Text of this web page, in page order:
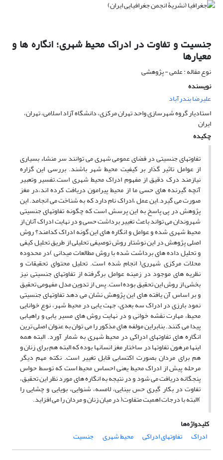
جنسیت و تفاوت در ادراک محیط شهری؛ انگاره ها و
معیارها
نوع مقاله : علمی - پژوهشی
نویسنده
علیرضا بندرآباد
استادیار گروه شهرسازی واحد تهران مرکزی، دانشگاه آزاد اسلامی، تهران،
ایران
چکیده
تفاوتهای جنسیتی در فضای عمومی شهری می توانند سر منشاء بسیاری
از عوامل تاثیر گذار بر کیفیت محیط شهر باشند. بررسی این گزاره
نیازمند درک دقیق از مفهوم ادراک محیط شهری است.تفسیر وتعبیر
آنچه گیرنده های حسی ما از محیط پیرامون دریافت کرده اند،در مغز
صورت می گیرد.این عمل ،ادراک نام دارد که به شناخت می انجامد. این
پژوهش در پی پاسخ به این پرسش است که چگونه تفاوتهای جنسیتی
شهروندان می تواند باعث تغییر برداشت حسی و در نهایت ادراک آنان از
محیط شهری شده و عوامل و انگاره های این گونه ادراک کدامند؟ روش
اصلی پژوهش در این نوشتار روش توصیفی تحلیلی از طریق تحلیل کیفی
و تحلیل داده های برداشت شده با روش مطالعات میدانی )در محدوده
محلات مرکزی شهرری( انجام شده است. تحلیل محتوای تحقیقات و
نظریه های موجود در زمینه عوامل برگرفته از تفاوتهای جنسیتی نیز
بخشی از روش این تحقیق بوده است. پس از تدوین مدل مفهومی تحقیق
و بر اساس آن یافته های این پژوهش نشان می دهد تفاوتهای جنسیتی
نمود بارزی در ادراک سه بعدی، جهت یابی در محیط شهر، نوع خوانایی
محیط، مهارت نقشه خوانی و در نهایت روش های مسیر یابی و راهیابی
پیدا می کنند. بنابراین مولفه های مذکور را می توان به عنوان اصلی ترین
انگاره های تفاوتهای ادراکی در محیط شهری به شمار آورد. البته همه
اینها مرهون تفاوتها در ساختار مغز انسانها بوده که البته هم برای زنان و
هم برای مردان بصورت اکتسابی قابل تغییر است. نکته مهم دیگر
مرحله پیش از ادراک محیط یعنی احساس محیط است که توسط حواس
پنجگانه دریافت می شود و در نتیجه به انگاره های مورد نظر این تحقیق،
تفاوت در بکار گیری حس بینایی، لامسه، شنوایی، بویایی و چشایی را
)البته با درجات اهمیت متفاوت( در میان زنان و مردان را می افزاید.
کلیدواژه‌ها
ادراک
تفاوتهای ادراکی محیط شهری جنسیت